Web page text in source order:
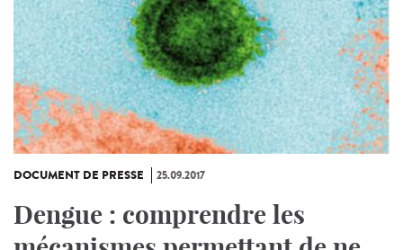
DOCUMENT DE PRESSE 25.09.2017
Dengue : comprendre les